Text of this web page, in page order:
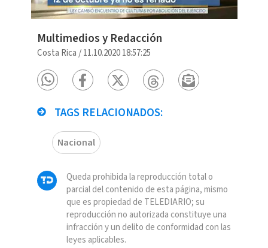
Multimedios y Redacción
Costa Rica /11.10.2020 18:57:25
TAGS RELACIONADOS:
Nacional
Queda prohibida la reproducción total o
parcial del contenido de esta página, mismo
que es propiedad de TELEDIARIO; su
reproducción no autorizada constituye una
infracción y un delito de conformidad con las
leyes aplicables.